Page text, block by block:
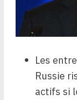
Les
Russie
actifs si